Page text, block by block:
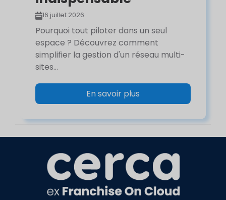
16 juillet 2026
Pourquoi tout piloter dans un seul
espace ? Découvrez comment
simplifier la gestion d'un réseau multi-
sites...
En savoir plus